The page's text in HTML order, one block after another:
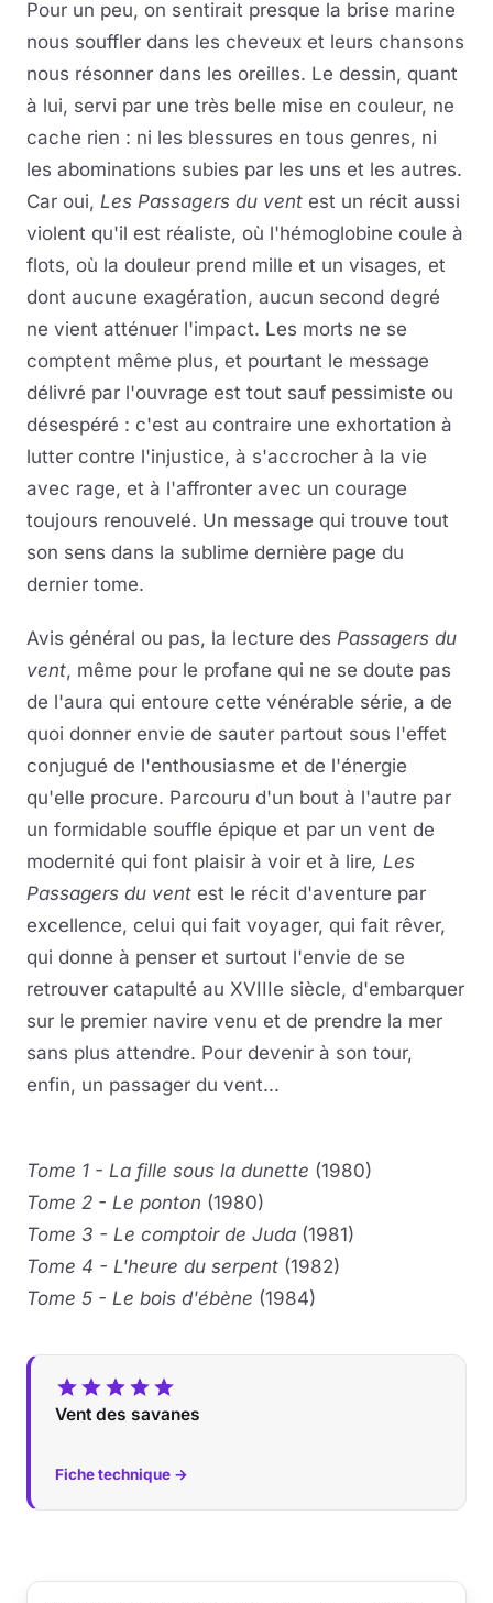
Pour un peu, on sentirait presque la brise marine
nous souffler dans les cheveux et leurs chansons
nous résonner dans les oreilles. Le dessin, quant
à lui, servi par une très belle mise en couleur, ne
cache rien : ni les blessures en tous genres, ni
les abominations subies par les uns et les autres.
Car oui, Les Passagers du vent est un récit aussi
violent qu'il est réaliste, où l'hémoglobine coule à
flots, où la douleur prend mille et un visages, et
dont aucune exagération, aucun second degré
ne vient atténuer l'impact. Les morts ne se
comptent même plus, et pourtant le message
délivré par l'ouvrage est tout sauf pessimiste ou
désespéré : c'est au contraire une exhortation à
lutter contre l'injustice, à s'accrocher à la vie
avec rage, et à l'affronter avec un courage
toujours renouvelé. Un message qui trouve tout
son sens dans la sublime dernière page du
dernier tome.
Avis général ou pas, la lecture des Passagers du
vent, même pour le profane qui ne se doute pas
de l'aura qui entoure cette vénérable série, a de
quoi donner envie de sauter partout sous l'effet
conjugué de l'enthousiasme et de l'énergie
qu'elle procure. Parcouru d'un bout à l'autre par
un formidable souffle épique et par un vent de
modernité qui font plaisir à voir et à lire, Les
Passagers du vent est le récit d'aventure par
excellence, celui qui fait voyager, qui fait rêver,
qui donne à penser et surtout l'envie de se
retrouver catapulté au XVIIIe siècle, d'embarquer
sur le premier navire venu et de prendre la mer
sans plus attendre. Pour devenir à son tour,
enfin, un passager du vent...
Tome 1 - La fille sous la dunette (1980)
Tome 2 - Le ponton (1980)
Tome 3 - Le comptoir de Juda (1981)
Tome 4 - L'heure du serpent (1982)
Tome 5 - Le bois d'ébène (1984)
Vent des savanes
Fiche technique →